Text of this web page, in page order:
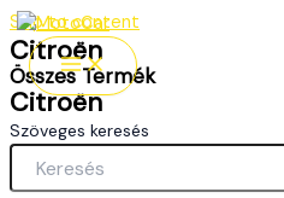
Skip to content
Citroën​
Összes Termék
Citroën​
Szöveges keresés